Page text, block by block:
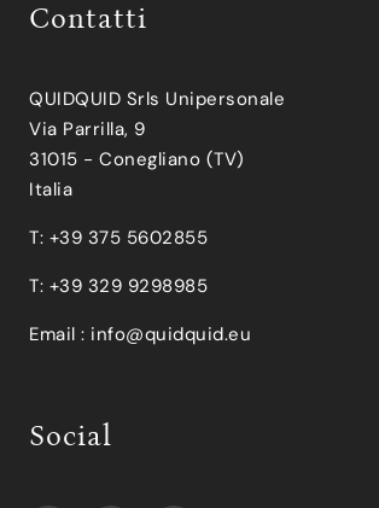
Contatti
QUIDQUID Srls Unipersonale
Via Parrilla, 9
31015 - Conegliano (TV)
Italia
T: +39 375 5602855
T: +39 329 9298985
Email : info@quidquid.eu
Social